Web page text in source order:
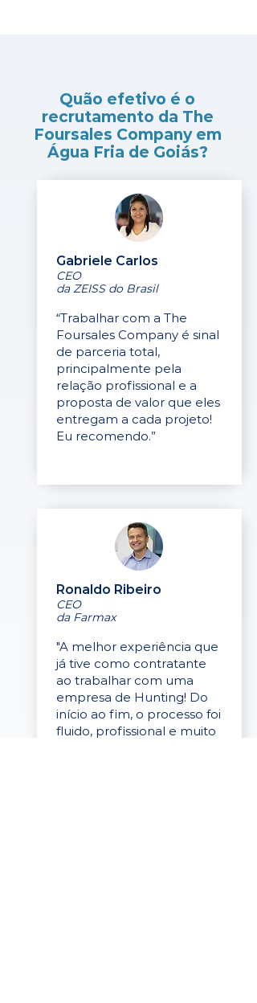
Quão efetivo é o
recrutamento da The
Foursales Company em
Água Fria de Goiás?
Gabriele Carlos
CEO
da ZEISS do Brasil
“Trabalhar com a The
Foursales Company é sinal
de parceria total,
principalmente pela
relação profissional e a
proposta de valor que eles
entregam a cada projeto!
Eu recomendo.”
Ronaldo Ribeiro
CEO
da Farmax
"A melhor experiência que
já tive como contratante
ao trabalhar com uma
empresa de Hunting! Do
início ao fim, o processo foi
fluido, profissional e muito